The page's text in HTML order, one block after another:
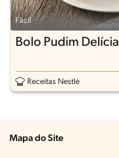
Fácil
Bolo Pudim Delícia
Receitas Nestlé
Mapa do Site